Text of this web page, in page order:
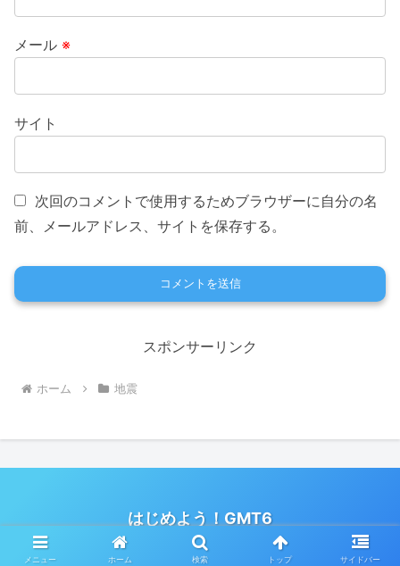
メール ※
サイト
次回のコメントで使用するためブラウザーに自分の名
前、メールアドレス、サイトを保存する。
スポンサーリンク
ホーム 地震
はじめよう！GMT6
© 2020 はじめよう！GMT6.
メニュー ホーム 検索 トップ サイドバー